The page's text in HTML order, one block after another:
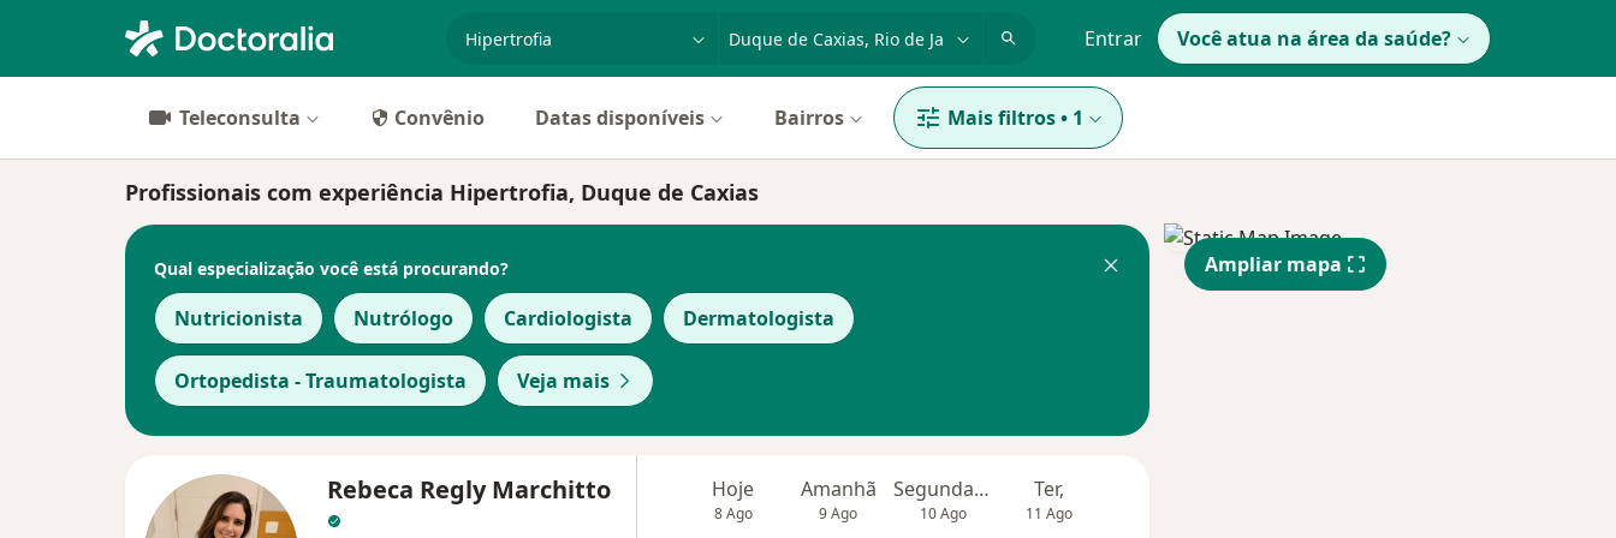
Entrar Você atua na área da saúde?
Teleconsulta Convênio Datas disponíveis Bairros Mais filtros• 1
Profissionais com experiência Hipertrofia, Duque de Caxias
Qual especialização você está procurando?
Nutricionista Nutrólogo Cardiologista Dermatologista
Ortopedista - Traumatologista Veja mais
Rebeca Regly Marchitto Hoje
8 Ago
Amanhã
9 Ago
Segunda-feira
10 Ago
Ter,
11 Ago
Ampliar mapa